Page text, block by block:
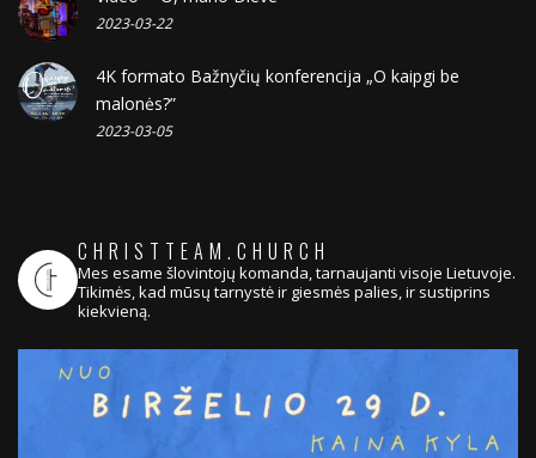
2023-03-22
4K formato Bažnyčių konferencija „O kaipgi be
malonės?”
2023-03-05
CHRISTTEAM.CHURCH
Mes esame šlovintojų komanda, tarnaujanti visoje Lietuvoje.
Tikimės, kad mūsų tarnystė ir giesmės palies, ir sustiprins
kiekvieną.